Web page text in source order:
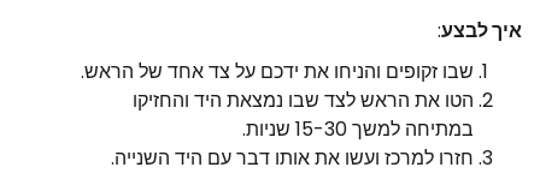
איך לבצע:
שבו זקופים והניחו את ידכם על צד אחד של הראש.
הטו את הראש לצד שבו נמצאת היד והחזיקו
במתיחה למשך 15-30 שניות.
חזרו למרכז ועשו את אותו דבר עם היד השנייה.